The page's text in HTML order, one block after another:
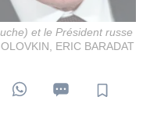
et le Président russe
ERIC BARADAT